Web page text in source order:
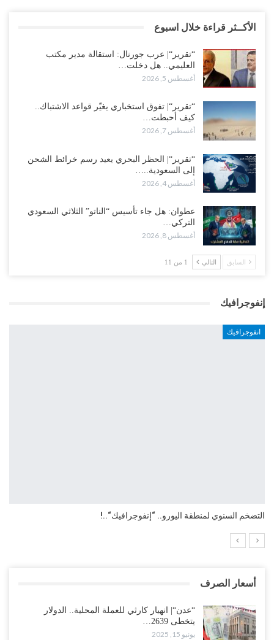
الأكــثر قراءة خلال اسبوع
“تقرير“| عرب جورنال: استقالة مدير مكتب
العليمي.. هل دخلت…
أغسطس 5, 2026
“تقرير“| تفوق استخباري يغيّر قواعد الاشتباك..
كيف أحبطت…
أغسطس 7, 2026
“تقرير“| الحظر البحري يعيد رسم خرائط الشحن
إلى السعودية..…
أغسطس 4, 2026
عطوان: هل جاء تأسيس “الناتو” الثلاثي السعودي
التركي…
أغسطس 8, 2026
السابق التالي 1 من 11
إنفوجرافيك
انفوجرافيك
التضخم السنوي لمنطقة اليورو.. “إنفوجرافيك“..!
أسعار الصرف
“عدن“| انهيار كارثي للعملة المحلية.. الدولار
يتخطى 2639…
يونيو 15, 2025